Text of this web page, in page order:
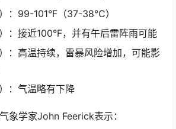
：99-101°F（37-38℃）
：接近100°F，并有午后雷阵雨可能
：高温持续，雷暴风险增加，可能影
：气温略有下降
象学家John Feerick表示：